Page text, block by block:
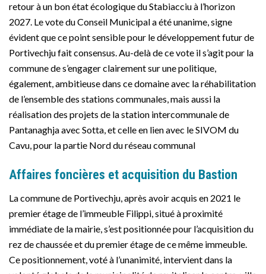
retour à un bon état écologique du Stabiacciu à l’horizon
2027. Le vote du Conseil Municipal a été unanime, signe
évident que ce point sensible pour le développement futur de
Portivechju fait consensus. Au-delà de ce vote il s’agit pour la
commune de s’engager clairement sur une politique,
également, ambitieuse dans ce domaine avec la réhabilitation
de l’ensemble des stations communales, mais aussi la
réalisation des projets de la station intercommunale de
Pantanaghja avec Sotta, et celle en lien avec le SIVOM du
Cavu, pour la partie Nord du réseau communal
Affaires foncières et acquisition du Bastion
La commune de Portivechju, après avoir acquis en 2021 le
premier étage de l’immeuble Filippi, situé à proximité
immédiate de la mairie, s’est positionnée pour l’acquisition du
rez de chaussée et du premier étage de ce même immeuble.
Ce positionnement, voté à l’unanimité, intervient dans la